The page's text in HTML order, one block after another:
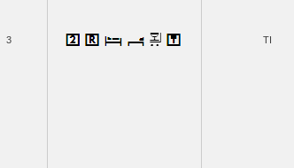
3 TI